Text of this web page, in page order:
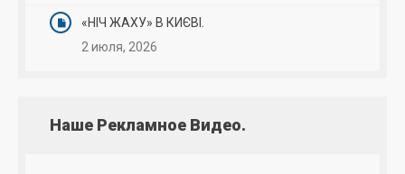
«НІЧ ЖАХУ» В КИЄВІ.
2 июля, 2026
Наше Рекламное Видео.